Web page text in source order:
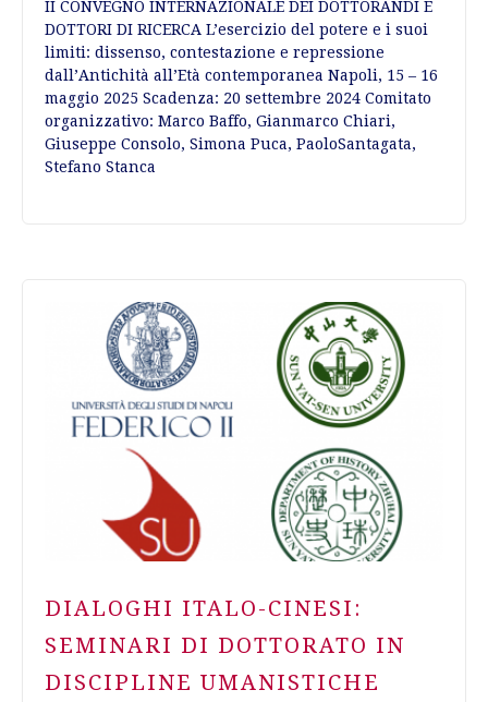
II CONVEGNO INTERNAZIONALE DEI DOTTORANDI E
DOTTORI DI RICERCA L’esercizio del potere e i suoi
limiti: dissenso, contestazione e repressione
dall’Antichità all’Età contemporanea Napoli, 15 – 16
maggio 2025 Scadenza: 20 settembre 2024 Comitato
organizzativo: Marco Baffo, Gianmarco Chiari,
Giuseppe Consolo, Simona Puca, PaoloSantagata,
Stefano Stanca
DIALOGHI ITALO-CINESI:
SEMINARI DI DOTTORATO IN
DISCIPLINE UMANISTICHE